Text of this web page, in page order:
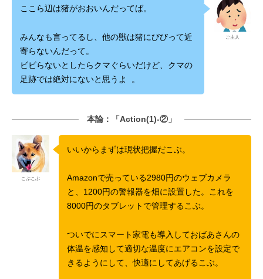
ご主人
ここら辺は猪がおおいんだってば。
みんなも言ってるし、他の獣は猪にびびって近
寄らないんだって。
ビビらないとしたらクマぐらいだけど、クマの
足跡では絶対にないと思うよ 。
本論：「Action(1)-②」
こぶこぶ
いいからまずは現状把握だこぶ。
Amazonで売っている2980円のウェブカメラ
と、1200円の警報器を畑に設置した。これを
8000円のタブレットで管理するこぶ。
ついでにスマート家電も導入しておばあさんの
体温を感知して適切な温度にエアコンを設定で
きるようにして、快適にしてあげるこぶ。